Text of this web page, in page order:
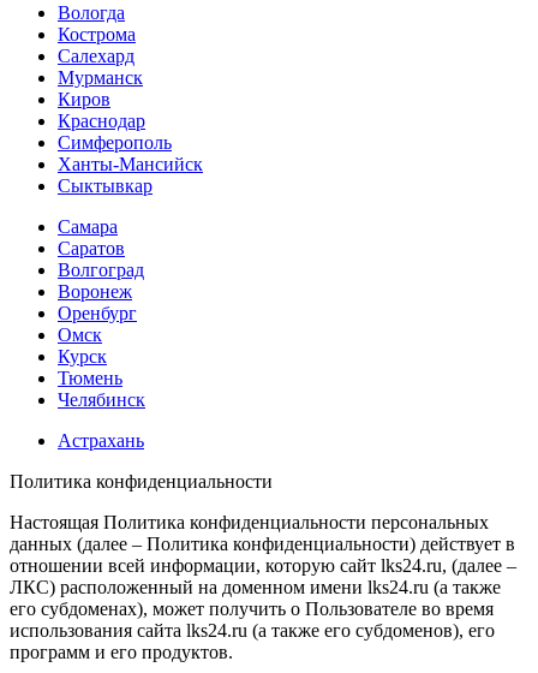
Вологда
Кострома
Салехард
Мурманск
Киров
Краснодар
Симферополь
Ханты-Мансийск
Сыктывкар
Самара
Саратов
Волгоград
Воронеж
Оренбург
Омск
Курск
Тюмень
Челябинск
Астрахань
Политика конфиденциальности
Настоящая Политика конфиденциальности персональных
данных (далее – Политика конфиденциальности) действует в
отношении всей информации, которую сайт lks24.ru, (далее –
ЛКС) расположенный на доменном имени lks24.ru (а также
его субдоменах), может получить о Пользователе во время
использования сайта lks24.ru (а также его субдоменов), его
программ и его продуктов.